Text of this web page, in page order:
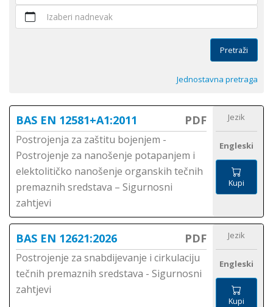
Izaberi nadnevak
Pretraži
Jednostavna pretraga
BAS EN 12581+A1:2011 PDF
Postrojenja za zaštitu bojenjem -
Postrojenje za nanošenje potapanjem i
elektolitičko nanošenje organskih tečnih
premaznih sredstava – Sigurnosni
zahtjevi
Jezik
Engleski
Kupi
BAS EN 12621:2026 PDF
Postrojenje za snabdijevanje i cirkulaciju
tečnih premaznih sredstava - Sigurnosni
zahtjevi
Jezik
Engleski
Kupi